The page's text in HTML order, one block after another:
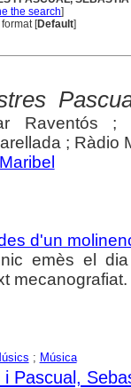
the search]
[Default]
Raventós ;
; Ràdio
d'un
emès el
mecanografiat.
; Música
i Pascual,